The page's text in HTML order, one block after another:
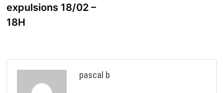
expulsions 18/02 –
18H
pascal b